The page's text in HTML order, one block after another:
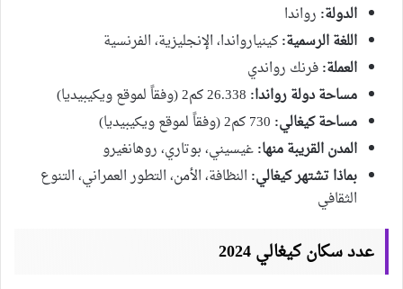
الدولة: رواندا
اللغة الرسمية:كينيارواندا، الإنجليزية، الفرنسية
العملة:فرنك رواندي
مساحة دولة رواندا:
مساحة كيغالي:
المدن القريبة منها:غيسيني، بوتاري، روهانغيرو
بماذا تشتهر كيغالي: النظافة، الأمن، التطور العمراني، التنوع
الثقافي
عدد سكان كيغالي 2024